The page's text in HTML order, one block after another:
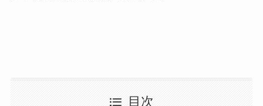
目次